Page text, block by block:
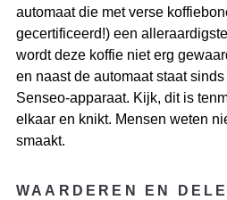
automaat die met verse
gecertificeerd!) een
wordt deze koffie niet erg
en naast de automaat staat
Senseo-apparaat. Kijk, dit is
elkaar en knikt. Mensen weten
smaakt.
WAARDEREN EN